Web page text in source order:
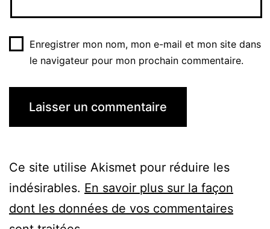
Enregistrer mon nom, mon e-mail et mon site dans
le navigateur pour mon prochain commentaire.
Ce site utilise Akismet pour réduire les
indésirables. En savoir plus sur la façon
dont les données de vos commentaires